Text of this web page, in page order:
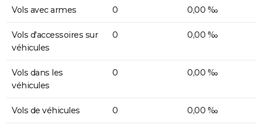
Vols avec armes 0 0,00 ‰
Vols d'accessoires sur
véhicules
0 0,00 ‰
Vols dans les
véhicules
0 0,00 ‰
Vols de véhicules 0 0,00 ‰